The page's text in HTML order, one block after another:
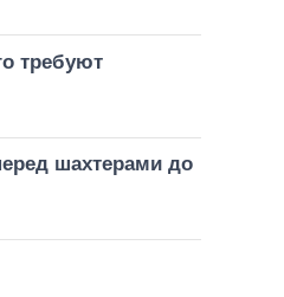
требуют
шахтерами до